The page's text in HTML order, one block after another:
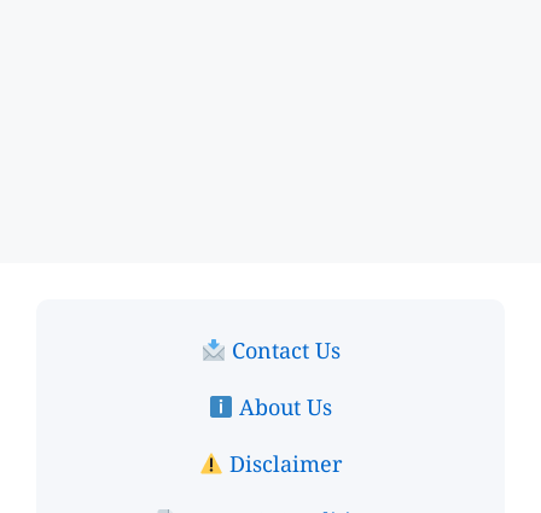
Contact Us
About Us
Disclaimer